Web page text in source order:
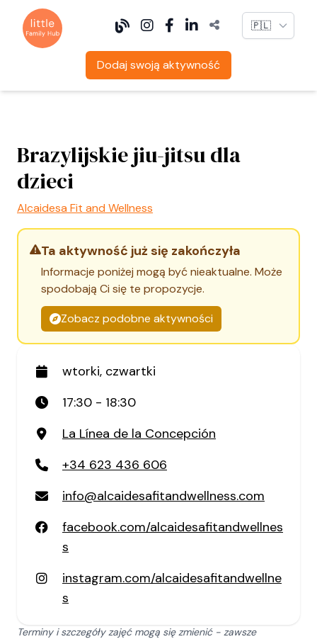
Language
Dodaj swoją aktywność
Brazylijskie jiu-jitsu dla
dzieci
Alcaidesa Fit and Wellness
Ta aktywność już się zakończyła
Informacje poniżej mogą być nieaktualne. Może
spodobają Ci się te propozycje.
Zobacz podobne aktywności
wtorki, czwartki
17:30 - 18:30
La Línea de la Concepción
+34 623 436 606
info@alcaidesafitandwellness.com
facebook.com/alcaidesafitandwellnes
s
instagram.com/alcaidesafitandwellne
s
Terminy i szczegóły zajęć mogą się zmienić - zawsze